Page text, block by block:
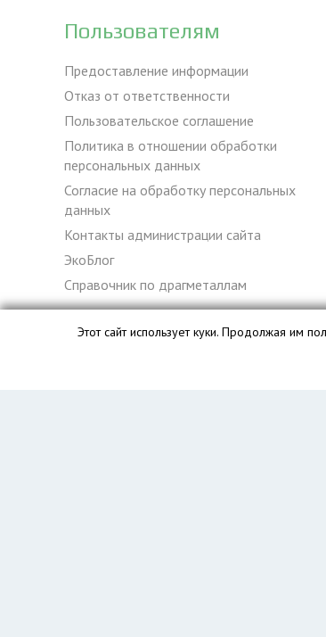
Пользователям
Предоставление информации
Отказ от ответственности
Пользовательское соглашение
Политика в отношении обработки
персональных данных
Согласие на обработку персональных
данных
Контакты администрации сайта
ЭкоБлог
Справочник по драгметаллам
База данных сайта vyvoz.org является
Этот сайт использует куки. Продолжая им